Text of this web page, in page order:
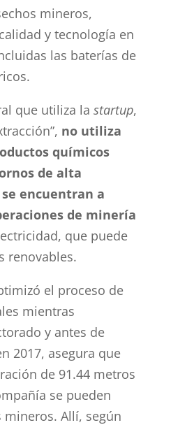
mineros,
y tecnología en
las baterías de
que utiliza la startup,
no utiliza
químicos
de alta
encuentran a
de minería
que puede
renovables.
el proceso de
mientras
y antes de
2017, asegura que
de 91.44 metros
se pueden
Allí, según